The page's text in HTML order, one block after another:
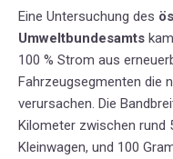
Eine Untersuchung des
Umweltbundesamts
100 % Strom aus
Fahrzeugsegmenten die
verursachen. Die
Kilometer zwischen rund
Kleinwagen, und 100